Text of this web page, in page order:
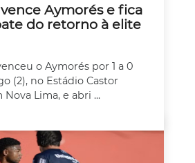
Aymorés e fica
do retorno à elite
o Aymorés por 1 a 0
(2), no Estádio Castor
Lima, e abri ...